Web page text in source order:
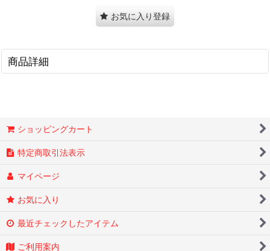
お気に入り登録
商品詳細
ショッピングカート
特定商取引法表示
マイページ
お気に入り
最近チェックしたアイテム
ご利用案内